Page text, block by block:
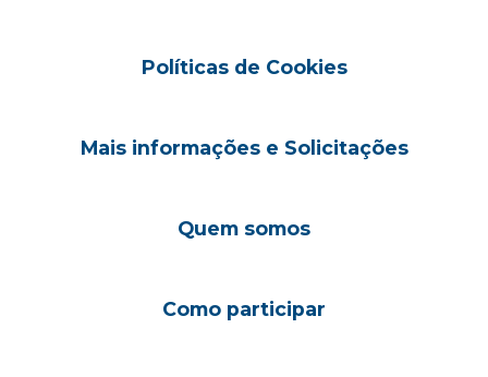
Políticas de Cookies
Mais informações e Solicitações
Quem somos
Como participar